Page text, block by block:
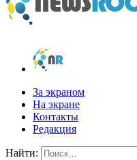
newsroom.su
Новости о новостях
За экраном
На экране
Контакты
Редакция
Найти: